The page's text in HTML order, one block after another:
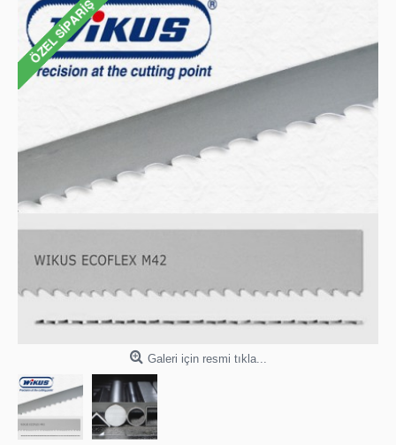
Galeri için resmi tıkla...